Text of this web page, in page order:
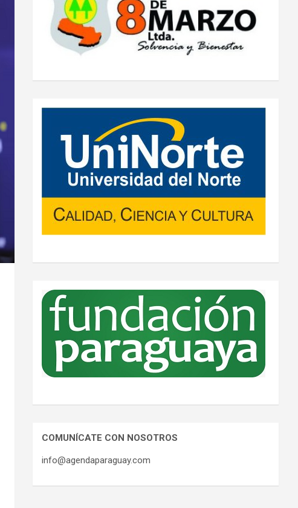
COMUNÍCATE CON NOSOTROS
info@agendaparaguay.com